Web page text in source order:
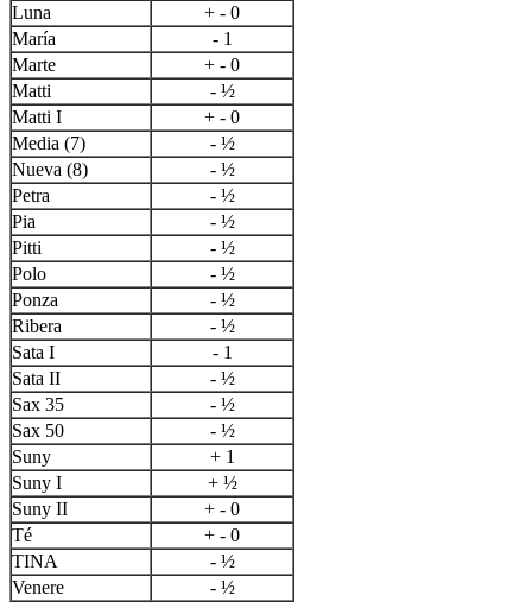
Luna
+ - 0
María
- 1
Marte
+ - 0
Matti
- ½
Matti I
+ - 0
Media (7)
- ½
Nueva (8)
- ½
Petra
- ½
Pia
- ½
Pitti
- ½
Polo
- ½
Ponza
- ½
Ribera
- ½
Sata I
- 1
Sata II
- ½
Sax 35
- ½
Sax 50
- ½
Suny
+ 1
Suny I
+ ½
Suny II
+ - 0
Té
+ - 0
TINA
- ½
Venere
- ½